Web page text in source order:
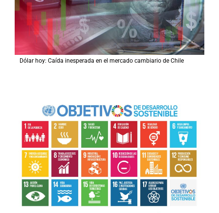
Dólar hoy: Caída inesperada en el mercado cambiario de Chile